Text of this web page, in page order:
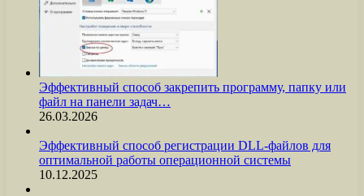
Эффективный способ закрепить программу, папку или
файл на панели задач…
26.03.2026
Эффективный способ регистрации DLL-файлов для
оптимальной работы операционной системы
10.12.2025